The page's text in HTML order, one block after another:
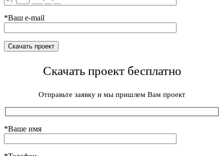
*Ваш e-mail
Скачать проект бесплатно
Отправьте заявку и мы пришлем Вам проект
*Ваше имя